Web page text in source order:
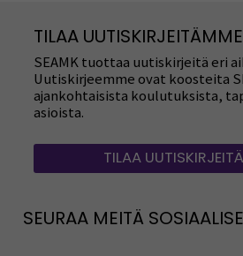
TILAA UUTISKIRJEITÄMME
SEAMK tuottaa uutiskirjeitä eri
Uutiskirjeemme ovat koosteita
ajankohtaisista koulutuksista,
asioista.
TILAA
SEURAA MEITÄ